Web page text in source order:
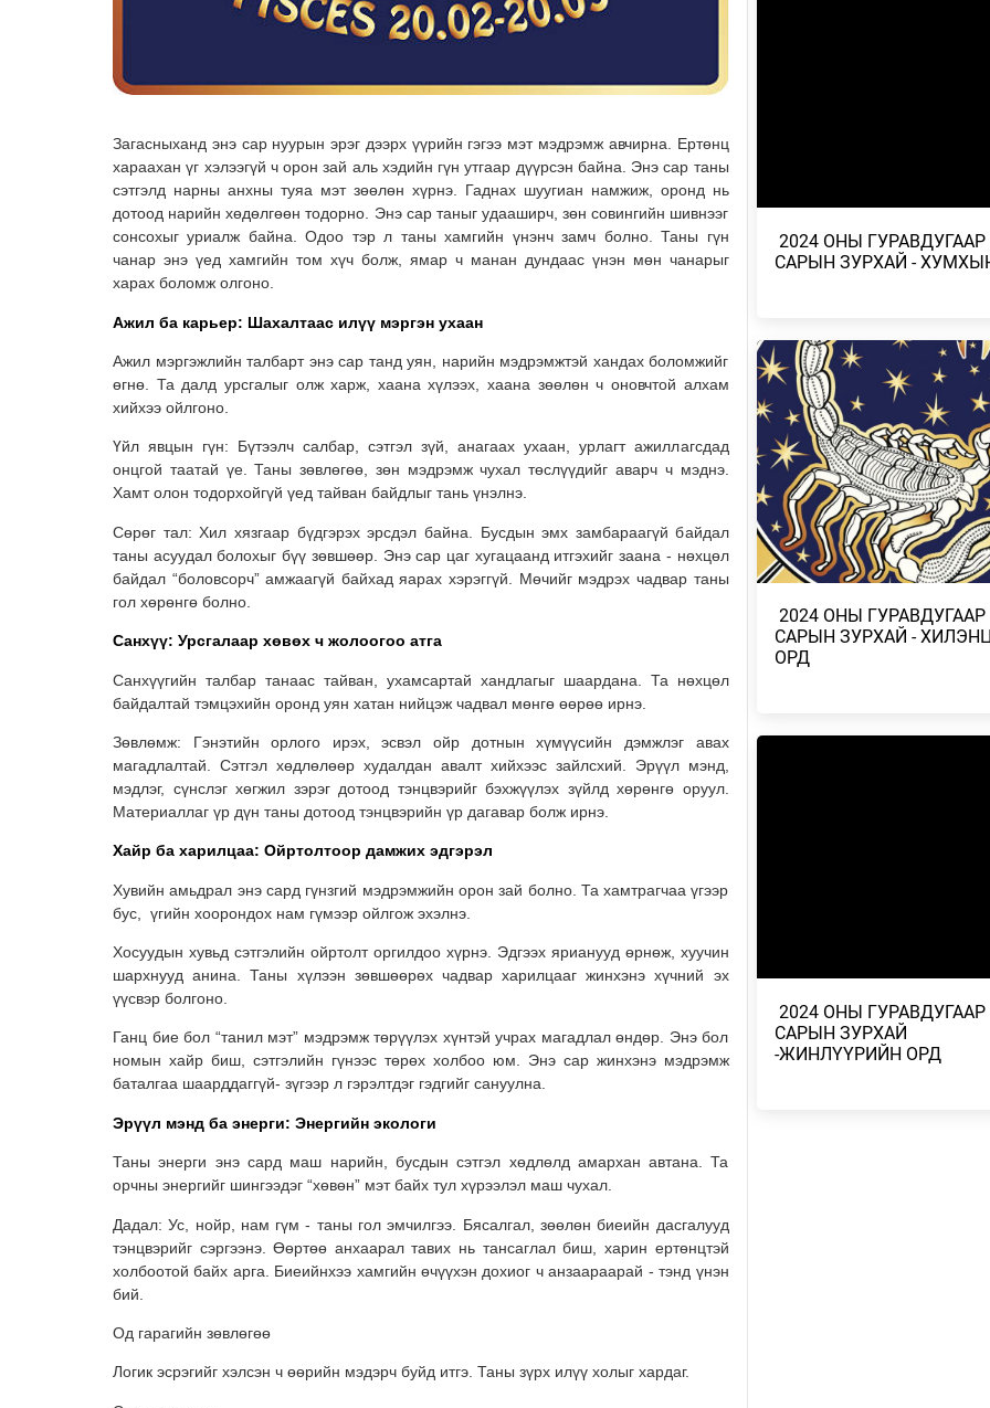
Загасныханд энэ сар нуурын эрэг дээрх үүрийн гэгээ мэт мэдрэмж авчирна. Ертөнц
хараахан үг хэлээгүй ч орон зай аль хэдийн гүн утгаар дүүрсэн байна. Энэ сар таны
сэтгэлд нарны анхны туяа мэт зөөлөн хүрнэ. Гаднах шуугиан намжиж, оронд нь
дотоод нарийн хөдөлгөөн тодорно. Энэ сар таныг удааширч, зөн совингийн шивнээг
сонсохыг уриалж байна. Одоо тэр л таны хамгийн үнэнч замч болно. Таны гүн
чанар энэ үед хамгийн том хүч болж, ямар ч манан дундаас үнэн мөн чанарыг
харах боломж олгоно.
Ажил ба карьер: Шахалтаас илүү мэргэн ухаан
Ажил мэргэжлийн талбарт энэ сар танд уян, нарийн мэдрэмжтэй хандах боломжийг
өгнө. Та далд урсгалыг олж харж, хаана хүлээх, хаана зөөлөн ч оновчтой алхам
хийхээ ойлгоно.
Үйл явцын гүн: Бүтээлч салбар, сэтгэл зүй, анагаах ухаан, урлагт ажиллагсдад
онцгой таатай үе. Таны зөвлөгөө, зөн мэдрэмж чухал төслүүдийг аварч ч мэднэ.
Хамт олон тодорхойгүй үед тайван байдлыг тань үнэлнэ.
Сөрөг тал: Хил хязгаар бүдгэрэх эрсдэл байна. Бусдын эмх замбараагүй байдал
таны асуудал болохыг бүү зөвшөөр. Энэ сар цаг хугацаанд итгэхийг заана - нөхцөл
байдал “боловсорч” амжаагүй байхад яарах хэрэггүй. Мөчийг мэдрэх чадвар таны
гол хөрөнгө болно.
Санхүү: Урсгалаар хөвөх ч жолоогоо атга
Санхүүгийн талбар танаас тайван, ухамсартай хандлагыг шаардана. Та нөхцөл
байдалтай тэмцэхийн оронд уян хатан нийцэж чадвал мөнгө өөрөө ирнэ.
Зөвлөмж: Гэнэтийн орлого ирэх, эсвэл ойр дотнын хүмүүсийн дэмжлэг авах
магадлалтай. Сэтгэл хөдлөлөөр худалдан авалт хийхээс зайлсхий. Эрүүл мэнд,
мэдлэг, сүнслэг хөгжил зэрэг дотоод тэнцвэрийг бэхжүүлэх зүйлд хөрөнгө оруул.
Материаллаг үр дүн таны дотоод тэнцвэрийн үр дагавар болж ирнэ.
Хайр ба харилцаа: Ойртолтоор дамжих эдгэрэл
Хувийн амьдрал энэ сард гүнзгий мэдрэмжийн орон зай болно. Та хамтрагчаа үгээр
бус, үгийн хоорондох нам гүмээр ойлгож эхэлнэ.
Хосуудын хувьд сэтгэлийн ойртолт оргилдоо хүрнэ. Эдгээх ярианууд өрнөж, хуучин
шархнууд анина. Таны хүлээн зөвшөөрөх чадвар харилцааг жинхэнэ хүчний эх
үүсвэр болгоно.
Ганц бие бол “танил мэт” мэдрэмж төрүүлэх хүнтэй учрах магадлал өндөр. Энэ бол
номын хайр биш, сэтгэлийн гүнээс төрөх холбоо юм. Энэ сар жинхэнэ мэдрэмж
баталгаа шаарддаггүй- зүгээр л гэрэлтдэг гэдгийг сануулна.
Эрүүл мэнд ба энерги: Энергийн экологи
Таны энерги энэ сард маш нарийн, бусдын сэтгэл хөдлөлд амархан автана. Та
орчны энергийг шингээдэг “хөвөн” мэт байх тул хүрээлэл маш чухал.
Дадал: Ус, нойр, нам гүм - таны гол эмчилгээ. Бясалгал, зөөлөн биеийн дасгалууд
тэнцвэрийг сэргээнэ. Өөртөө анхаарал тавих нь тансаглал биш, харин ертөнцтэй
холбоотой байх арга. Биеийнхээ хамгийн өчүүхэн дохиог ч анзаараарай - тэнд үнэн
бий.
Од гарагийн зөвлөгөө
Логик эсрэгийг хэлсэн ч өөрийн мэдэрч буйд итгэ. Таны зүрх илүү холыг хардаг.
Өчигдөр
УИХ-ЫН АСУУЛГЫН ЦАГИЙГ 3
БАРУУН, ТӨВ, ГОВЬ, ЗҮҮН
НУТГИЙН ЗАРИМ ГАЗРААР ДУУ
ЦАХИЛГААНТ…
Өчигдөр
НАЙМДУГААР САРЫН 1,2-НД
ВАГОН БУЮУ 5160 ТОНН
ОРЖ ИРЖЭ…
2026/08/03
ХӨВСГӨЛ НУУРЫН ЛУСЫГ
ТӨРИЙН ТАХИЛГЫН ЁСЛОЛ
2026/08/03
БОРОО ОРНО
2026/08/02
2026 ОНЫ НАЙМДУГААР САРЫН
ЗУРХАЙ – ЗАГАСНЫХАН
​ 2024 ОНЫ ГУРАВДУГААР
САРЫН ЗУРХАЙ -
​ 2024 ОНЫ ГУРАВДУГААР
САРЫН ЗУРХАЙ -
ОРД
​ 2024 ОНЫ ГУРАВДУГААР
САРЫН ЗУРХАЙ
-ЖИНЛҮҮРИЙН ОРД